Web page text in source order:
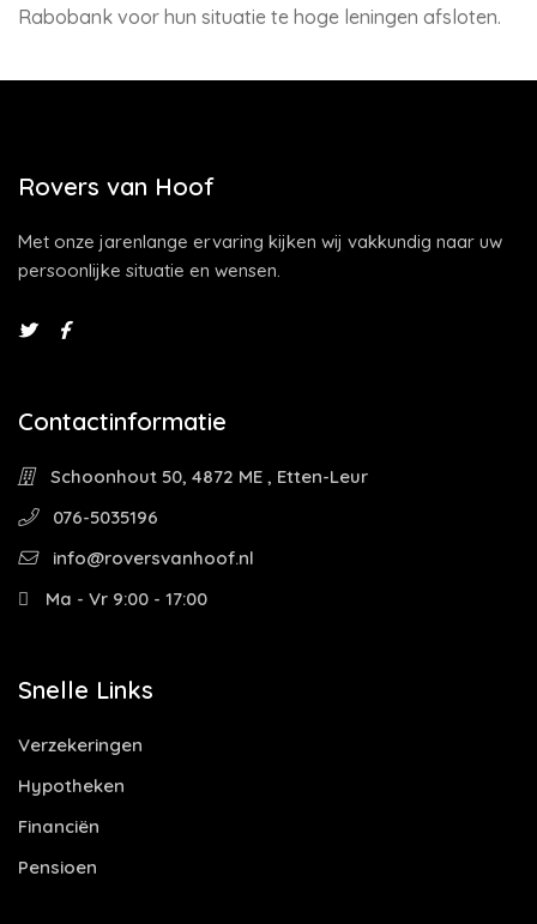
Rabobank voor hun situatie te hoge leningen afsloten.
Rovers van Hoof
Met onze jarenlange ervaring kijken wij vakkundig naar uw
persoonlijke situatie en wensen.
Contactinformatie
Schoonhout 50, 4872 ME , Etten-Leur
076-5035196
info@roversvanhoof.nl
Ma - Vr 9:00 - 17:00
Snelle Links
Verzekeringen
Hypotheken
Financiën
Pensioen